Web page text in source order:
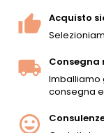
Acquisto
Consegna
Imballiamo
consegna